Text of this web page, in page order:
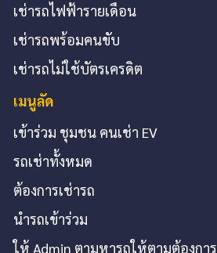
เช่ารถไฟฟ้ารายเดือน
เช่ารถพร้อมคนขับ
เช่ารถไม่ใช้บัตรเครดิต
เมนูลัด
เข้าร่วม ชุมชน คนเช่า EV
รถเช่าทั้งหมด
ต้องการเช่ารถ
นำรถเข้าร่วม
ให้ Admin ตามหารถให้ตามต้องการ